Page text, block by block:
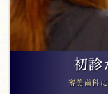
初診
審美歯科